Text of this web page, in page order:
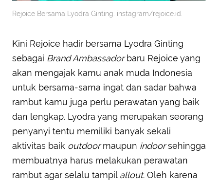
Rejoice Bersama Lyodra Ginting. instagram/rejoice.id.
Kini Rejoice hadir bersama Lyodra Ginting
sebagai Brand Ambassadorbaru Rejoice yang
akan mengajak kamu anak muda Indonesia
untuk bersama-sama ingat dan sadar bahwa
rambut kamu juga perlu perawatan yang baik
dan lengkap. Lyodra yang merupakan seorang
penyanyi tentu memiliki banyak sekali
aktivitas baik outdoormaupun indoorsehingga
membuatnya harus melakukan perawatan
rambut agar selalu tampil allout. Oleh karena